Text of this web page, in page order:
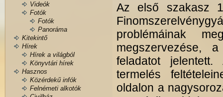
Videók
Fotók
Fotók
Panoráma
Kitekintő
Hírek
Hírek a világból
Könyvtári hírek
Hasznos
Közérdekű infók
Felnémeti alkotók
Az első szakasz
problémáinak
megszervezése,
feladatot
termelés
oldalon a